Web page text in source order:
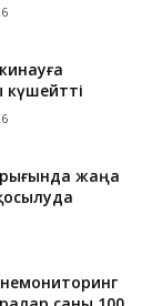
жаңа